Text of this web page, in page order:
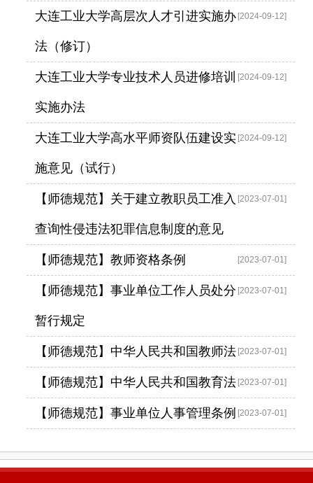
2024-09-12
大连工业大学高层次人才引进实施办
法（修订）
2024-09-12
大连工业大学专业技术人员进修培训
实施办法
2024-09-12
大连工业大学高水平师资队伍建设实
施意见（试行）
2023-07-01
【师德规范】关于建立教职员工准入
查询性侵违法犯罪信息制度的意见
2023-07-01
【师德规范】教师资格条例
2023-07-01
【师德规范】事业单位工作人员处分
暂行规定
2023-07-01
【师德规范】中华人民共和国教师法
2023-07-01
【师德规范】中华人民共和国教育法
2023-07-01
【师德规范】事业单位人事管理条例